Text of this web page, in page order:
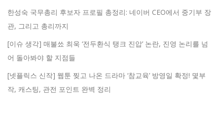
한성숙 국무총리 후보자 프로필 총정리: 네이버 CEO에서 중기부 장
관, 그리고 총리까지
[이슈 생각] 매불쑈 최욱 ‘전두환식 탱크 진압’ 논란, 진영 논리를 넘
어 돌아봐야 할 지점들
[넷플릭스 신작] 웹툰 찢고 나온 드라마 ‘참교육’ 방영일 확정! 몇부
작, 캐스팅, 관전 포인트 완벽 정리